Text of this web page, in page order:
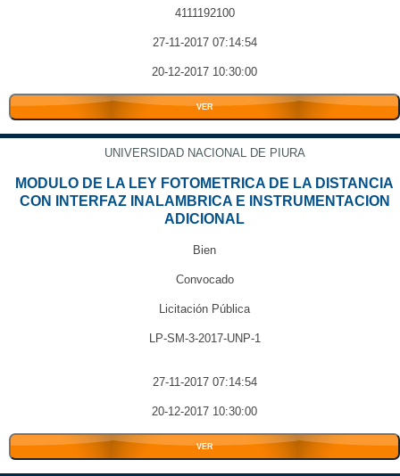
4111192100
27-11-2017 07:14:54
20-12-2017 10:30:00
VER
UNIVERSIDAD NACIONAL DE PIURA
MODULO DE LA LEY FOTOMETRICA DE LA DISTANCIA
CON INTERFAZ INALAMBRICA E INSTRUMENTACION
ADICIONAL
Bien
Convocado
Licitación Pública
LP-SM-3-2017-UNP-1
27-11-2017 07:14:54
20-12-2017 10:30:00
VER